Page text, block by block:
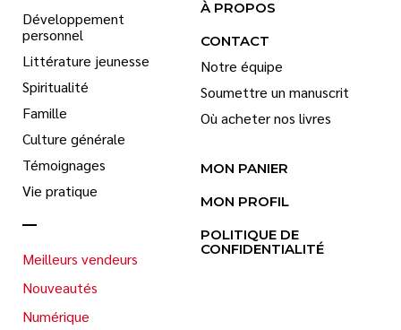
Développement
personnel
Littérature jeunesse
Spiritualité
Famille
Culture générale
Témoignages
Vie pratique
Meilleurs vendeurs
Nouveautés
Numérique
À PROPOS
CONTACT
Notre équipe
Soumettre un manuscrit
Où acheter nos livres
MON PANIER
MON PROFIL
POLITIQUE DE
CONFIDENTIALITÉ